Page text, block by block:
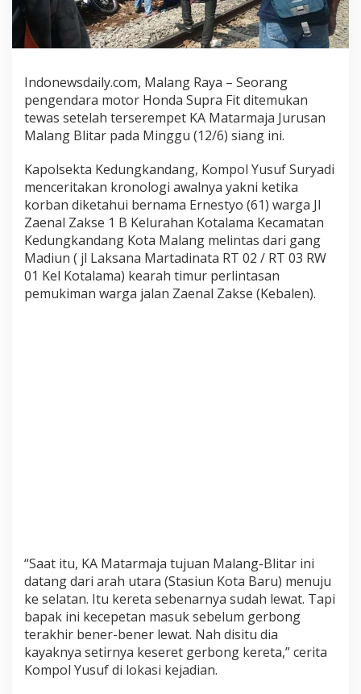
M
a
l
g
T
e
w
s
T
e
s
e
r
e
t
a
j
a
Indonewsdaily.com, Malang Raya – Seorang
pengendara motor Honda Supra Fit ditemukan
tewas setelah terserempet KA Matarmaja Jurusan
Malang Blitar pada Minggu (12/6) siang ini.
Kapolsekta Kedungkandang, Kompol Yusuf Suryadi
menceritakan kronologi awalnya yakni ketika
korban diketahui bernama Ernestyo (61) warga Jl
Zaenal Zakse 1 B Kelurahan Kotalama Kecamatan
Kedungkandang Kota Malang melintas dari gang
Madiun ( jl Laksana Martadinata RT 02 / RT 03 RW
01 Kel Kotalama) kearah timur perlintasan
pemukiman warga jalan Zaenal Zakse (Kebalen).
“Saat itu, KA Matarmaja tujuan Malang-Blitar ini
datang dari arah utara (Stasiun Kota Baru) menuju
ke selatan. Itu kereta sebenarnya sudah lewat. Tapi
bapak ini kecepetan masuk sebelum gerbong
terakhir bener-bener lewat. Nah disitu dia
kayaknya setirnya keseret gerbong kereta,” cerita
Kompol Yusuf di lokasi kejadian.